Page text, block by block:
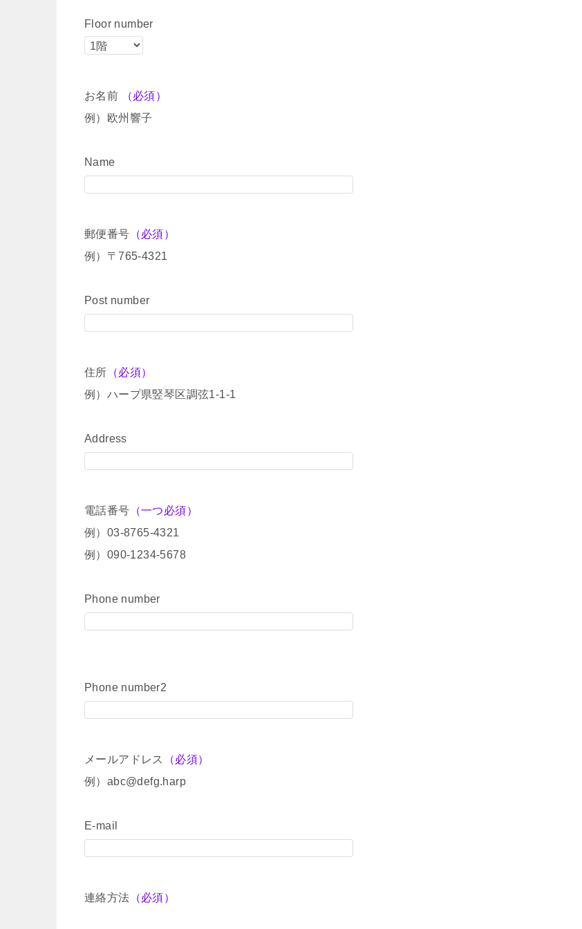
Floor number
お名前
（必須）
例）欧州響子
Name
郵便番号 （必須）
例）〒765-4321
Post number
住所 （必須）
例）ハープ県竪琴区調弦1-1-1
Address
電話番号 （一つ必須）
例）03-8765-4321
例）090-1234-5678
Phone number
Phone number2
メールアドレス
（必須）
例）abc@defg.harp
E-mail
連絡方法 （必須）